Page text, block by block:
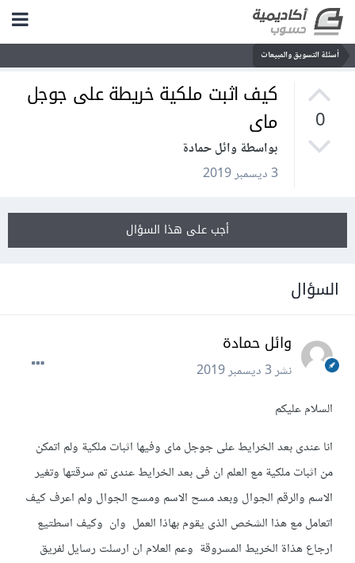
أسئلة التسويق والمبيعات
0
كيف اثبت ملكية خريطة على جوجل
ماى
بواسطة وائل حمادة
3 ديسمبر 2019
أجب على هذا السؤال
السؤال
وائل حمادة
نشر3 ديسمبر 2019
السلام عليكم
انا عندى بعد الخرايط على جوجل ماى وفيها اثبات ملكية ولم اتمكن
من اثبات ملكية مع العلم ان فى بعد الخرايط عندى تم سرقتها وتغير
الاسم والرقم الجوال وبعد مسح الاسم ومسح الجوال ولم اعرف كيف
اتعامل مع هذا الشخص الذى يقوم بهاذا العمل وان وكيف اسطتيع
ارجاع هذاة الخريط المسروقة وعم العلام ان ارسلت رسايل لفريق